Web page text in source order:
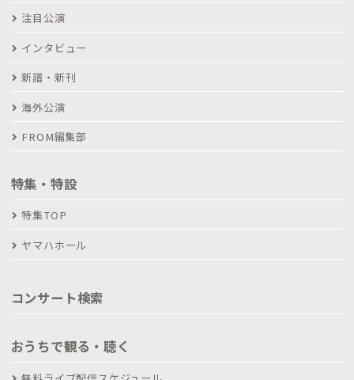
注目公演
インタビュー
新譜・新刊
海外公演
FROM編集部
特集・特設
特集TOP
ヤマハホール
コンサート検索
おうちで観る・聴く